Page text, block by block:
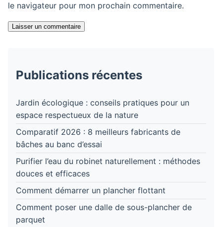
le navigateur pour mon prochain commentaire.
Laisser un commentaire
Publications récentes
Jardin écologique : conseils pratiques pour un
espace respectueux de la nature
Comparatif 2026 : 8 meilleurs fabricants de
bâches au banc d’essai
Purifier l’eau du robinet naturellement : méthodes
douces et efficaces
Comment démarrer un plancher flottant
Comment poser une dalle de sous-plancher de
parquet